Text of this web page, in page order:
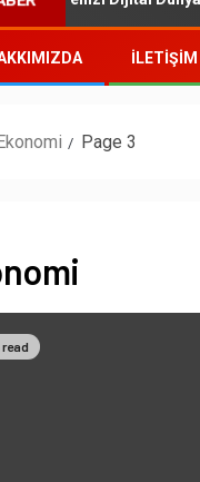
İLETIŞIM
Page 3